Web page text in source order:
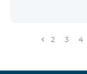
2 3 4